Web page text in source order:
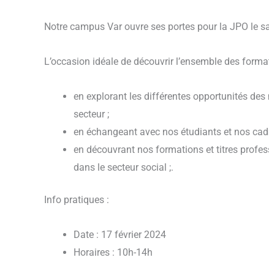
Notre campus Var ouvre ses portes pour la JPO le
L’occasion idéale de découvrir l’ensemble des
en explorant les différentes opportunités
secteur ;
en échangeant avec nos étudiants et nos
en découvrant nos formations et titres
dans le secteur social ;.
Info pratiques :
Date : 17 février 2024
Horaires : 10h-14h